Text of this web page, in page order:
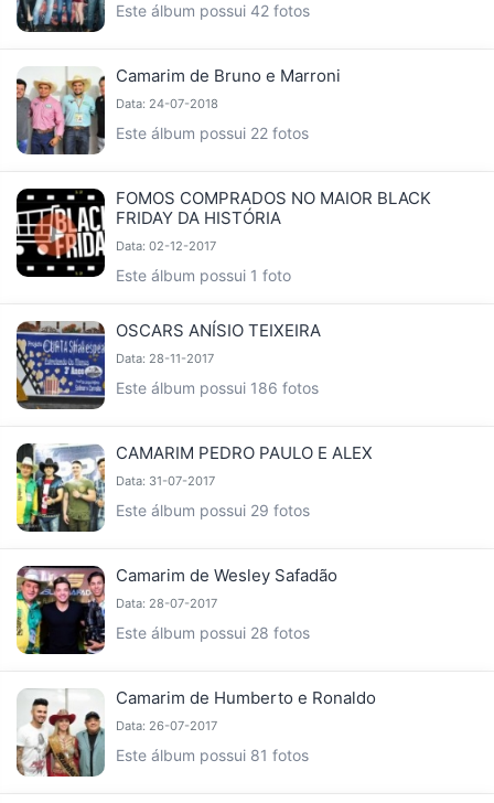
Este álbum possui 42 fotos
Camarim de Bruno e Marroni
Data: 24-07-2018
Este álbum possui 22 fotos
FOMOS COMPRADOS NO MAIOR BLACK
FRIDAY DA HISTÓRIA
Data: 02-12-2017
Este álbum possui 1 foto
OSCARS ANÍSIO TEIXEIRA
Data: 28-11-2017
Este álbum possui 186 fotos
CAMARIM PEDRO PAULO E ALEX
Data: 31-07-2017
Este álbum possui 29 fotos
Camarim de Wesley Safadão
Data: 28-07-2017
Este álbum possui 28 fotos
Camarim de Humberto e Ronaldo
Data: 26-07-2017
Este álbum possui 81 fotos